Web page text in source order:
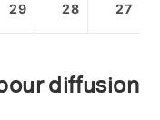
27
28
29
diffusion